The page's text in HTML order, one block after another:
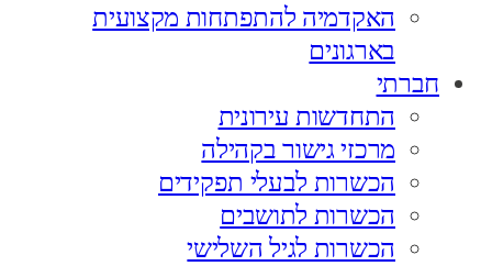
האקדמיה להתפתחות מקצועית
בארגונים
חברתי
התחדשות עירונית
מרכזי גישור בקהילה
הכשרות לבעלי תפקידים
הכשרות לתושבים
הכשרות לגיל השלישי